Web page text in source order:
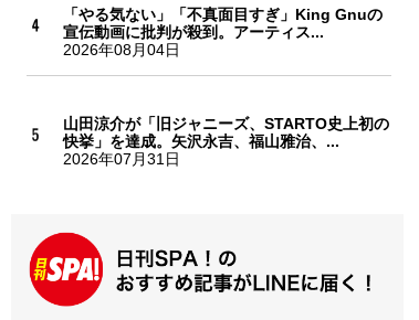
「やる気ない」「不真面目すぎ」King Gnuの
宣伝動画に批判が殺到。アーティス...
2026年08月04日
山田涼介が「旧ジャニーズ、STARTO史上初の
快挙」を達成。矢沢永吉、福山雅治、...
2026年07月31日